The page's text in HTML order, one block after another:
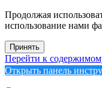
Продолжая
использование нами
Принять
Перейти к
Открыть панель